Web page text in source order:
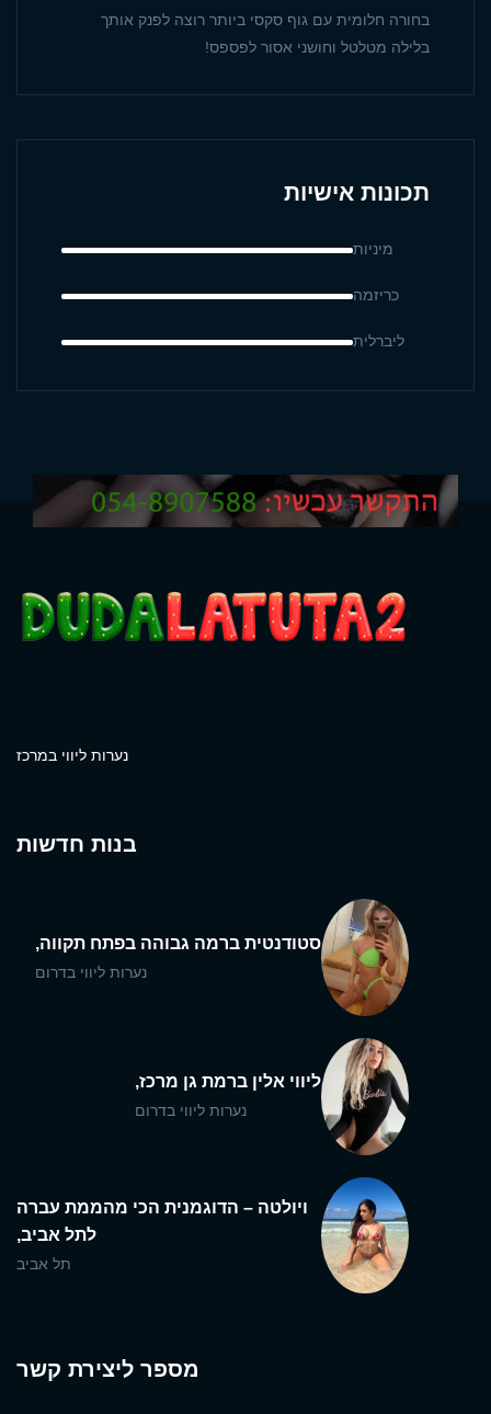
בחורה חלומית עם גוף סקסי ביותר רוצה לפנק אותך
בלילה מטלטל וחושני אסור לפספס!
תכונות אישיות
מיניות
כריזמה
ליברלית
נערות ליווי במרכז
בנות חדשות
סטודנטית ברמה גבוהה בפתח תקווה,
נערות ליווי בדרום
ליווי אלין ברמת גן מרכז,
נערות ליווי בדרום
ויולטה – הדוגמנית הכי מהממת עברה
לתל אביב,
תל אביב
מספר ליצירת קשר